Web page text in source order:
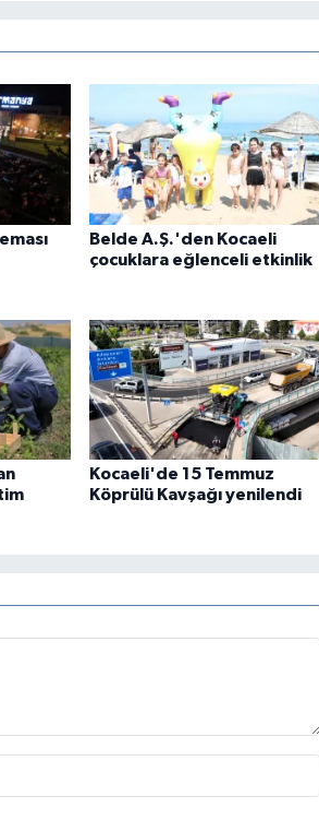
Belde A.Ş.'den Kocaeli
çocuklara eğlenceli etkinlik
Kocaeli'de 15 Temmuz
Köprülü Kavşağı yenilendi